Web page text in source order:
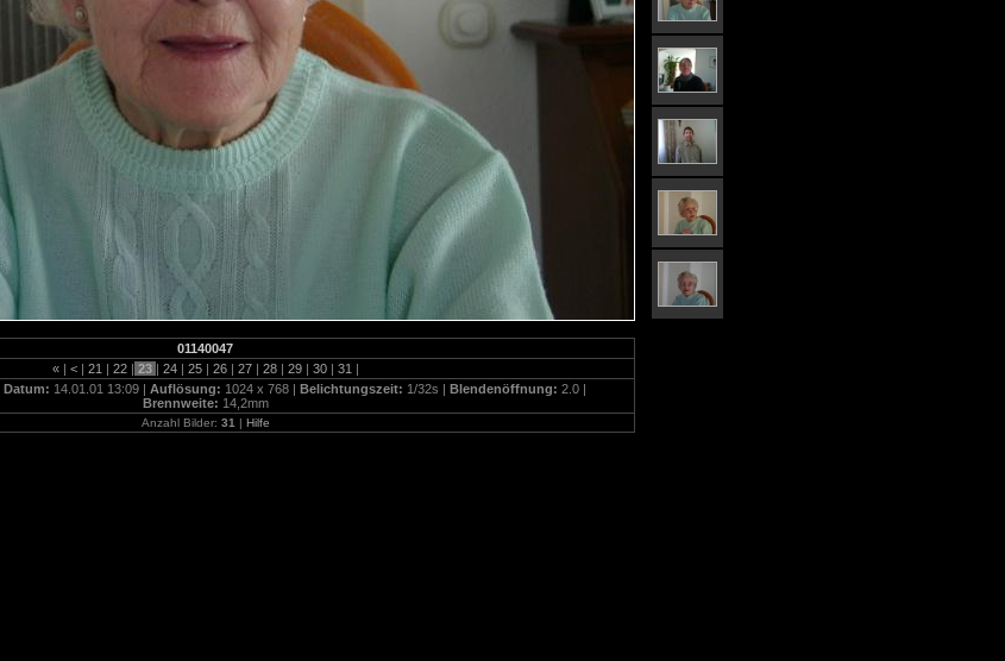
01140047
« | < | 21 | 22 | 23 | 24 | 25 | 26 | 27 | 28 | 29 | 30 | 31 |
Datum: 14.01.01 13:09 | Auflösung: 1024 x 768 | Belichtungszeit: 1/32s | Blendenöffnung: 2.0 |
Brennweite: 14,2mm
Anzahl Bilder: 31 | Hilfe